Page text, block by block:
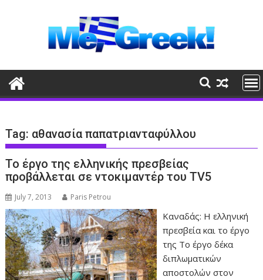
Tag: αθανασία παπατριανταφύλλου
Το έργο της ελληνικής πρεσβείας
προβάλλεται σε ντοκιμαντέρ του TV5
July 7, 2013 Paris Petrou
Καναδάς: Η ελληνική
πρεσβεία και το έργο
της Το έργο δέκα
διπλωματικών
αποστολών στον